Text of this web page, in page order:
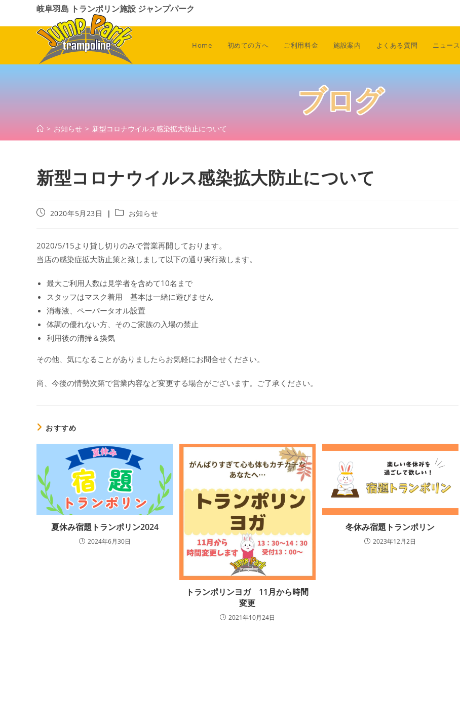
岐阜羽島 トランポリン施設 ジャンプパーク
Home 初めての方へ ご利用料金 施設案内 よくある質問 ニュース
ブログ
> お知らせ > 新型コロナウイルス感染拡大防止について
新型コロナウイルス感染拡大防止について
投
開
日:
2020年5月23日
投
テ
ゴ
リ
お知らせ
2020/5/15より貸し切りのみで営業再開しております。
当店の感染症拡大防止策と致しまして以下の通り実行致します。
最大ご利用人数は見学者を含めて10名まで
スタッフはマスク着用 基本は一緒に遊びません
消毒液、ペーパータオル設置
体調の優れない方、そのご家族の入場の禁止
利用後の清掃＆換気
その他、気になることがありましたらお気軽にお問合せください。
尚、今後の情勢次第で営業内容など変更する場合がございます。ご了承ください。
おすすめ
夏休み宿題トランポリン2024
2024年6月30日
トランポリンヨガ 11月から時間
変更
2021年10月24日
冬休み宿題トランポリン
2023年12月2日